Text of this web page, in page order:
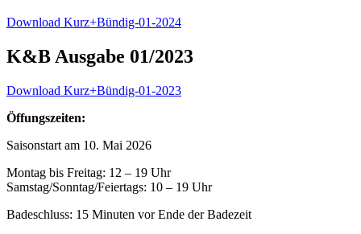
Download Kurz+Bündig-01-2024
K&B Ausgabe 01/2023
Download Kurz+Bündig-01-2023
Öffungszeiten:
Saisonstart am 10. Mai 2026
Montag bis Freitag: 12 – 19 Uhr
Samstag/Sonntag/Feiertags: 10 – 19 Uhr
Badeschluss: 15 Minuten vor Ende der Badezeit